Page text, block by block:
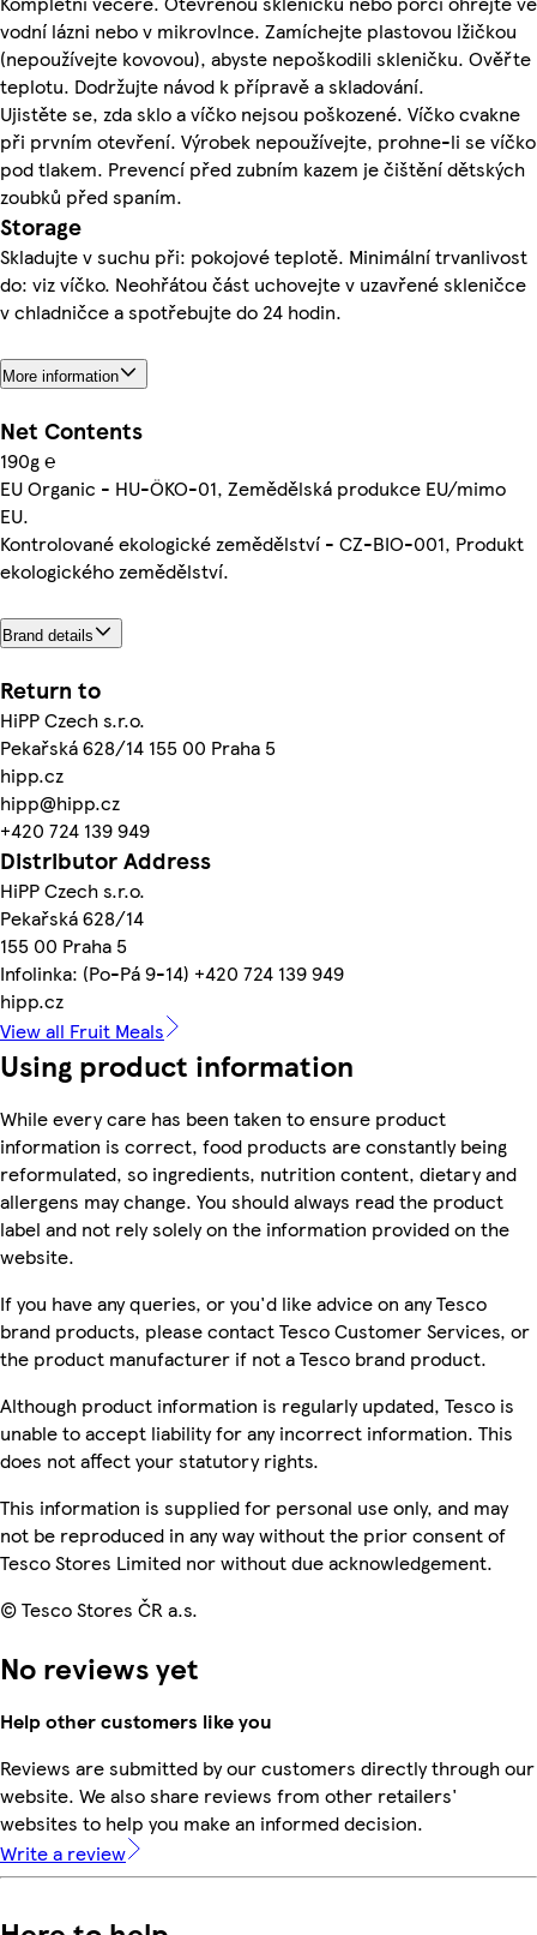
vodní lázni nebo v mikrovlnce. Zamíchejte plastovou lžičkou
(nepoužívejte kovovou), abyste nepoškodili skleničku. Ověřte
teplotu. Dodržujte návod k přípravě a skladování.
Ujistěte se, zda sklo a víčko nejsou poškozené. Víčko cvakne
při prvním otevření. Výrobek nepoužívejte, prohne-li se víčko
pod tlakem. Prevencí před zubním kazem je čištění dětských
zoubků před spaním.
Storage
Skladujte v suchu při: pokojové teplotě. Minimální trvanlivost
do: viz víčko. Neohřátou část uchovejte v uzavřené skleničce
v chladničce a spotřebujte do 24 hodin.
More information
Net Contents
190g ℮
EU Organic - HU-ÖKO-01, Zemědělská produkce EU/mimo
EU.
Kontrolované ekologické zemědělství - CZ-BIO-001, Produkt
ekologického zemědělství.
Brand details
Return to
HiPP Czech s.r.o.
Pekařská 628/14 155 00 Praha 5
hipp.cz
hipp@hipp.cz
+420 724 139 949
Distributor Address
HiPP Czech s.r.o.
Pekařská 628/14
155 00 Praha 5
Infolinka: (Po-Pá 9-14) +420 724 139 949
hipp.cz
View all Fruit Meals
Using product information
While every care has been taken to ensure product
information is correct, food products are constantly being
reformulated, so ingredients, nutrition content, dietary and
allergens may change. You should always read the product
label and not rely solely on the information provided on the
website.
If you have any queries, or you'd like advice on any Tesco
brand products, please contact Tesco Customer Services, or
the product manufacturer if not a Tesco brand product.
Although product information is regularly updated, Tesco is
unable to accept liability for any incorrect information. This
does not affect your statutory rights.
This information is supplied for personal use only, and may
not be reproduced in any way without the prior consent of
Tesco Stores Limited nor without due acknowledgement.
© Tesco Stores ČR a.s.
No reviews yet
Help other customers like you
Reviews are submitted by our customers directly through our
website. We also share reviews from other retailers'
websites to help you make an informed decision.
Write a review